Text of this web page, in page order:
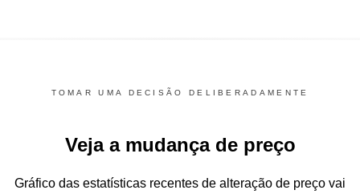
TOMAR UMA DECISÃO DELIBERADAMENTE
Veja a mudança de preço
Gráfico das estatísticas recentes de alteração de preço vai